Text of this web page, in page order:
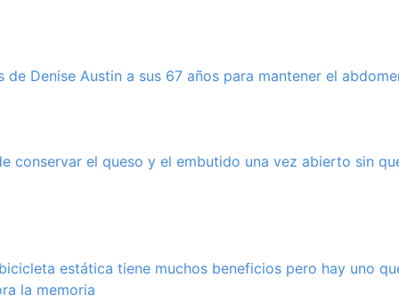
de Denise Austin a sus 67 años para mantener el
conservar el queso y el embutido una vez abierto sin
estática tiene muchos beneficios pero hay uno
la memoria